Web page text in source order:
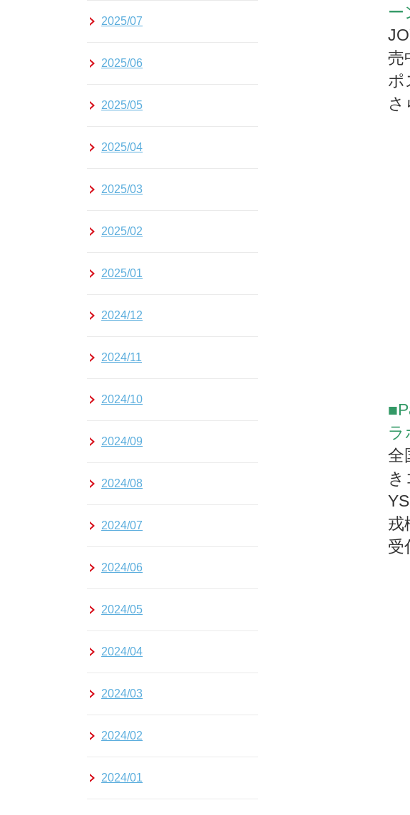
ー
売
ポ
ラ
全
戎
受
2025/07
2025/06
2025/05
2025/04
2025/03
2025/02
2025/01
2024/12
2024/11
2024/10
2024/09
2024/08
2024/07
2024/06
2024/05
2024/04
2024/03
2024/02
2024/01